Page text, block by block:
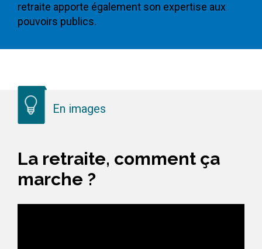
retraite apporte également son expertise aux
pouvoirs publics.
En images
La retraite, comment ça
marche ?